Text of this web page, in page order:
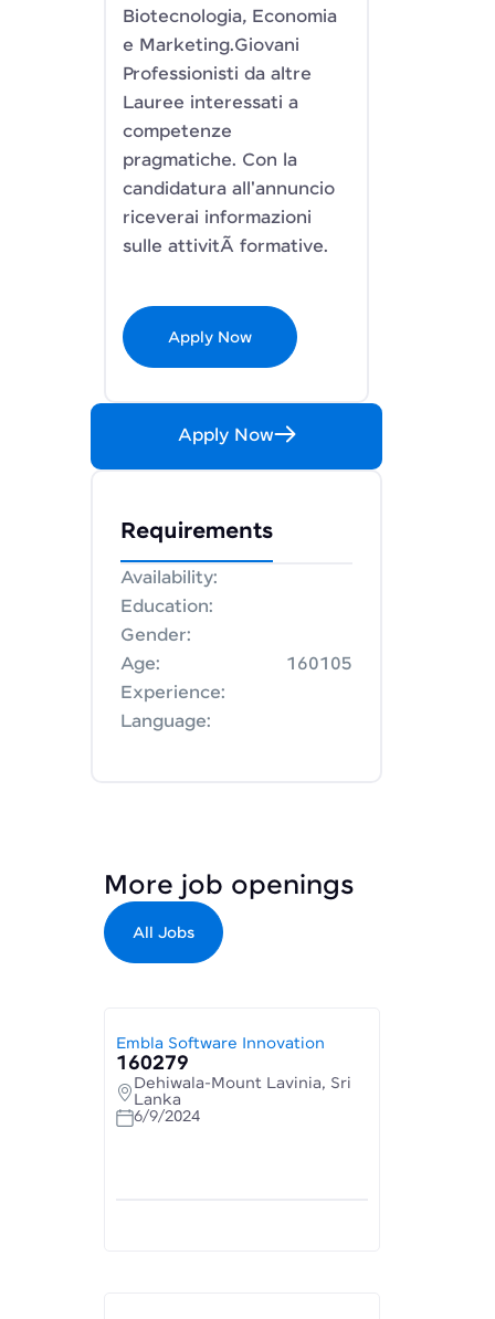
Biotecnologia, Economia
e Marketing.Giovani
Professionisti da altre
Lauree interessati a
competenze
pragmatiche. Con la
candidatura all'annuncio
riceverai informazioni
sulle attivitÃ formative.
Apply Now
Apply Now
Requirements
Availability:
Education:
Gender:
Age:
160105
Experience:
Language:
More job openings
All Jobs
Embla Software Innovation
160279
Dehiwala-Mount Lavinia, Sri
Lanka
6/9/2024